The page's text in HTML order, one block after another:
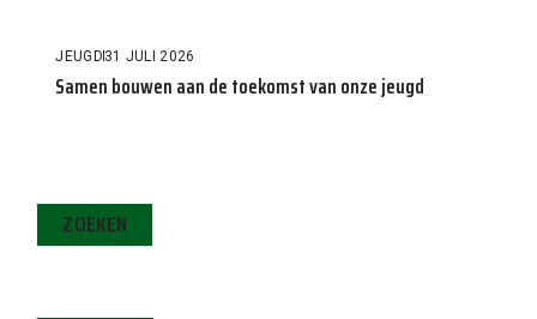
JEUGD31 JULI 2026
Samen bouwen aan de toekomst van onze jeugd
ZOEKEN